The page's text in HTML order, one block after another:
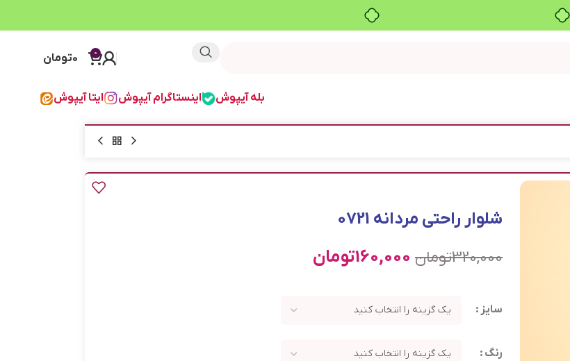
0
0تومان
بله آیپوش اینستاگرام آیپوش ایتا آیپوش
شلوار راحتی مردانه 0721
320,000تومان 160,000تومان
سایز
رنگ